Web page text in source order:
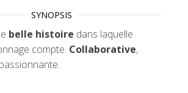
SYNOPSIS
belle histoire dans laquelle
compte. Collaborative,